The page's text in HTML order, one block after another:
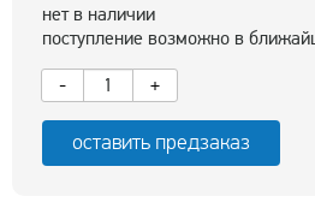
нет в наличии
поступление возможно в
-
+
оставить предзаказ